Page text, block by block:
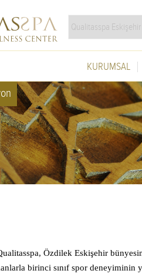
KURUMSAL
Özdilek Eskişehir
birinci sınıf spor deneyiminin